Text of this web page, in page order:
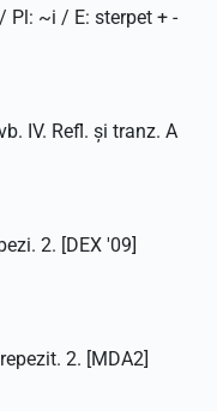
Pl: ~i / E: sterpet + -
IV. Refl. și tranz. A
2. [DEX '09]
2. [MDA2]